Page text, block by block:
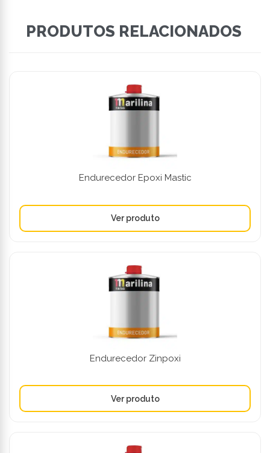
PRODUTOS RELACIONADOS
Endurecedor Epoxi Mastic
Endurecedor Zinpoxi